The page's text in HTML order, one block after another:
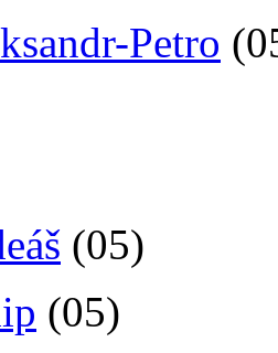
Petro
(05)
(05)